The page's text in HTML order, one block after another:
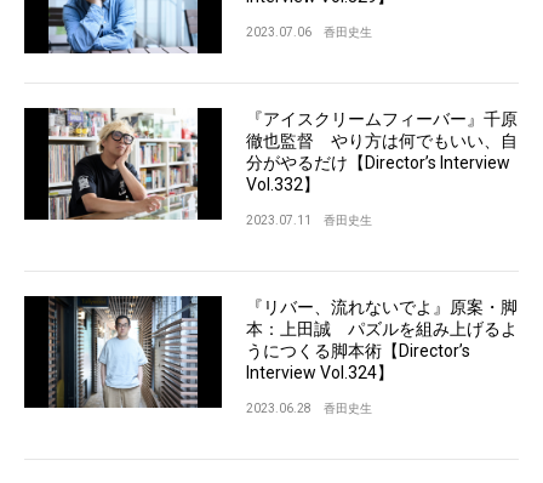
2023.07.06 香田史生
『アイスクリームフィーバー』千原
徹也監督 やり方は何でもいい、自
分がやるだけ【Director’s Interview
Vol.332】
2023.07.11 香田史生
『リバー、流れないでよ』原案・脚
本：上田誠 パズルを組み上げるよ
うにつくる脚本術【Director’s
Interview Vol.324】
2023.06.28 香田史生